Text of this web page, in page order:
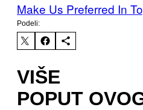
Make Us Preferred In
Podeli:
VIŠE
POPUT